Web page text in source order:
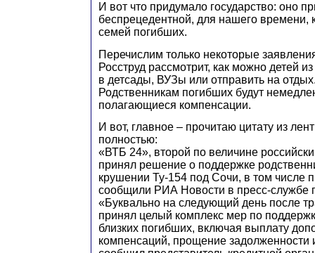
И вот что придумало государство: оно
беспрецедентной, для нашего времени,
семей погибших.
Перечислим только некоторые
Росструд рассмотрит, как можно детей
в детсады, ВУЗы или отправить на
Родственникам погибших будут
полагающиеся компенсации.
И вот, главное – прочитаю цитату из
полностью:
«ВТБ 24», второй по величине
принял решение о поддержке
крушении Ту-154 под Сочи, в том числе
сообщили РИА Новости в пресс-службе
«Буквально на следующий день после
принял целый комплекс мер по
близких погибших, включая выплату
компенсаций, прощение задолженности